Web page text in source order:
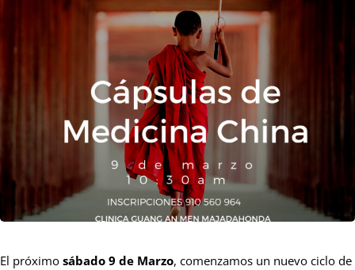
El próximo sábado 9 de Marzo, comenzamos un nuevo ciclo de